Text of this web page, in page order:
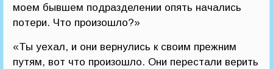
моем бывшем подразделении опять начались
потери. Что произошло?»
«Ты уехал, и они вернулись к своим прежним
путям, вот что произошло. Они перестали верить